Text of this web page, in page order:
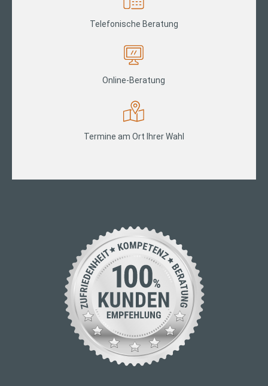
Telefonische Beratung
Online-Beratung
Termine am Ort Ihrer Wahl